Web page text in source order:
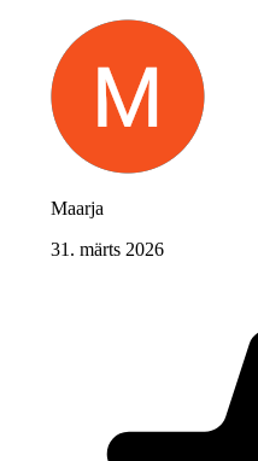
Maarja
31. märts 2026